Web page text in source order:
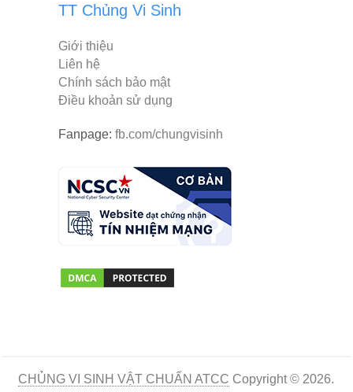
TT Chủng Vi Sinh
Giới thiệu
Liên hệ
Chính sách bảo mật
Điều khoản sử dụng
Fanpage: fb.com/chungvisinh
CHỦNG VI SINH VẬT CHUẨN ATCC Copyright © 2026.